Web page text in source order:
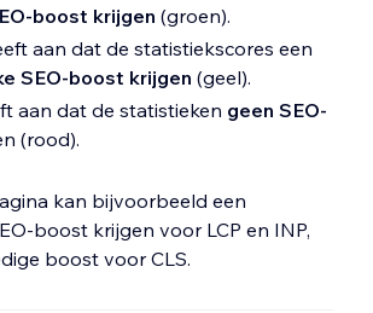
boost krijgen (groen).
aan dat de statistiekscores een
SEO-boost krijgen (geel).
aan dat de statistieken geen SEO-
(rood).
kan bijvoorbeeld een
boost krijgen voor LCP en INP,
boost voor CLS.